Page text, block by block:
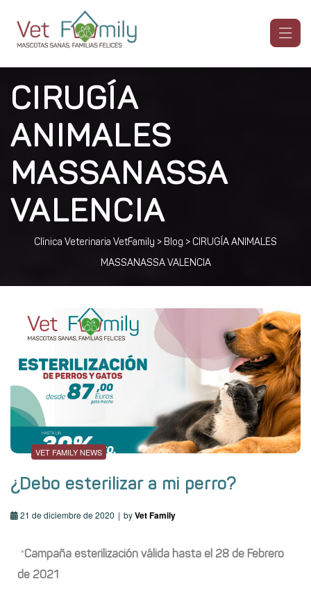
CIRUGÍA
ANIMALES
MASSANASSA
VALENCIA
Clínica Veterinaria VetFamily > Blog > CIRUGÍA ANIMALES
MASSANASSA VALENCIA
VET FAMILY NEWS
¿Debo esterilizar a mi perro?
21 de diciembre de 2020 byVet Family
*Campaña esterilización válida hasta el 28 de Febrero
de 2021